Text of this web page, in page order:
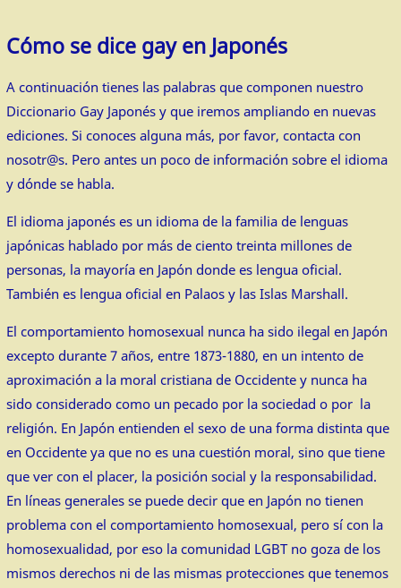
Cómo se dice gay en Japonés
A continuación tienes las palabras que componen nuestro
Diccionario Gay Japonés y que iremos ampliando en nuevas
ediciones. Si conoces alguna más, por favor, contacta con
nosotr@s. Pero antes un poco de información sobre el idioma
y dónde se habla.
El idioma japonés es un idioma de la familia de lenguas
japónicas hablado por más de ciento treinta millones de
personas, la mayoría en Japón donde es lengua oficial.
También es lengua oficial en Palaos y las Islas Marshall.
El comportamiento homosexual nunca ha sido ilegal en Japón
excepto durante 7 años, entre 1873-1880, en un intento de
aproximación a la moral cristiana de Occidente y nunca ha
sido considerado como un pecado por la sociedad o por la
religión. En Japón entienden el sexo de una forma distinta que
en Occidente ya que no es una cuestión moral, sino que tiene
que ver con el placer, la posición social y la responsabilidad.
En líneas generales se puede decir que en Japón no tienen
problema con el comportamiento homosexual, pero sí con la
homosexualidad, por eso la comunidad LGBT no goza de los
mismos derechos ni de las mismas protecciones que tenemos